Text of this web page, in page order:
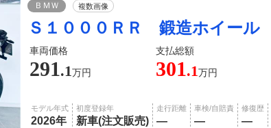
ＢＭＷ 複数画像
Ｓ１０００ＲＲ 鍛造ホイール
車両価格 支払総額
291.1万円 301.1万円
モデル年式
2026年
初度登録年
新車(注文販売)
走行距離
―
車検/自賠責
―
修復歴
―